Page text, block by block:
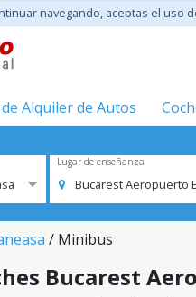
navegando, aceptas el uso
Alquiler de Autos
Lugar de enseñanza
Bucarest Aeropuerto
/ Minibus
Bucarest